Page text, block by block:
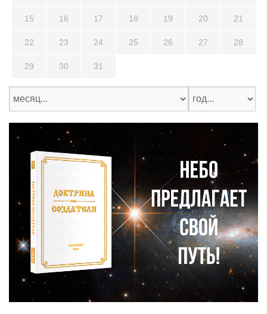
15 16 17 18 19 20 21
22 23 24 25 26 27 28
29 30 31